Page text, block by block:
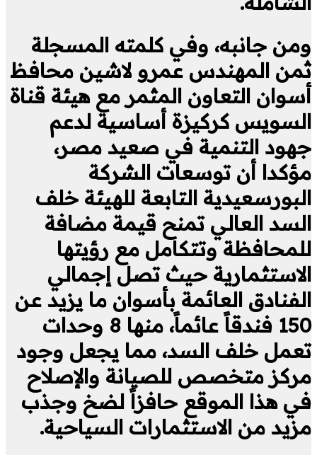
ومن جانبه، وفي كلمته المسجلة
ثمن المهندس عمرو لاشين محافظ
أسوان التعاون المثمر مع هيئة قناة
السويس كركيزة أساسية لدعم
جهود التنمية في صعيد مصر،
مؤكدا أن توسعات الشركة
البورسعيدية التابعة للهيئة خلف
السد العالي تمنح قيمة مضافة
للمحافظة وتتكامل مع رؤيتها
الاستثمارية حيث تصل إجمالي
الفنادق العائمة بأسوان ما يزيد عن
150 فندقاً عائماً، منها 8 وحدات
تعمل خلف السد، مما يجعل وجود
مركز متخصص للصيانة والإصلاح
في هذا الموقع حافزاً لضخ وجذب
مزيد من الاستثمارات السياحية.